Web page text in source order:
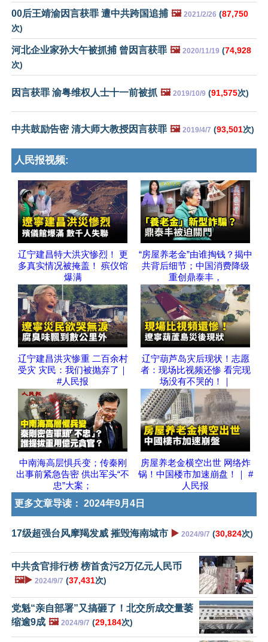
00后王靖渝因言获罪 遭中共跨国追捕 🖼️ 2021/2/26 (87,750
次)
河北企业家孙大午被抓捕 曾因言获罪 🖼️ 2020/11/19 (74,928
次)
因言获罪 渝粤维权人士十一前被抓 🖼️ 2019/10/9 (91,575次)
中共鼓励告密 清大师大教授因言获罪 🖼️ 2019/4/7 (93,501次)
人民报视频:
辽宁建昌特大洪灾惨烈！ 更
多真实情况被掩盖！ 殡仪馆
爆满
“房屋养老金”由谁掏钱？揭中
共背后细节；中国消费降级
重创鼎泰丰，
辽宁建昌洪灾惨重 二百余村
受灾 灾民：我们被抛弃了｜
#人民报
辽宁葫芦岛灾后现状！志愿
者：现场比视频还惨 看完现
场没有不哭的！｜
中南海高层惧兵变；传秦刚
出事前紧急告密 供出军头“不
忠”大案；
房屋养老金横空出世 网络炸
锅！中国楼市加速崩盘！｜ #
人民报
更多文章导读： 2024年9月4日
17级超强台风摩羯发威 摧毁海南城市 ▶️ 2024/9/7 (30,824次)
中共贪官排行榜 榜首贪污2万亿元人民币
🖼️▶️ 2024/9/7 (37,431次)
党魁“亲自部署”又搞砸了！北交所成交量萎
缩逾9成 🖼️ 2024/9/7 (29,184次)